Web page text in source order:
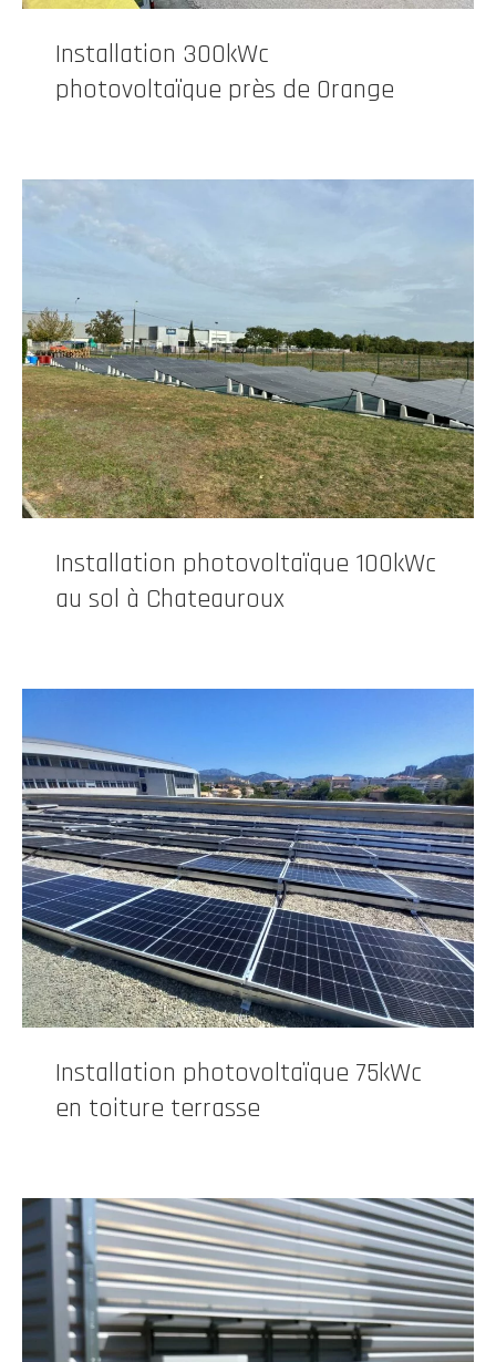
Installation 300kWc
photovoltaïque près de Orange
Installation photovoltaïque 100kWc
au sol à Chateauroux
Installation photovoltaïque 75kWc
en toiture terrasse